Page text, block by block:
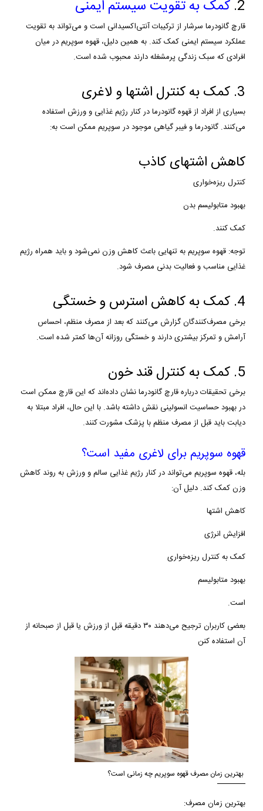
2. کمک به تقویت سیستم ایمنی
قارچ گانودرما سرشار از ترکیبات آنتی‌اکسیدانی است و می‌تواند به تقویت
عملکرد سیستم ایمنی کمک کند. به همین دلیل، قهوه سوپریم در میان
افرادی که سبک زندگی پرمشغله دارند محبوب شده است.
3. کمک به کنترل اشتها و لاغری
بسیاری از افراد از قهوه گانودرما در کنار رژیم غذایی و ورزش استفاده
می‌کنند. گانودرما و فیبر گیاهی موجود در سوپریم ممکن است به:
کاهش اشتهای کاذب
کنترل ریزه‌خواری
بهبود متابولیسم بدن
کمک کنند.
توجه: قهوه سوپریم به تنهایی باعث کاهش وزن نمی‌شود و باید همراه رژیم
غذایی مناسب و فعالیت بدنی مصرف شود.
4. کمک به کاهش استرس و خستگی
برخی مصرف‌کنندگان گزارش می‌کنند که بعد از مصرف منظم، احساس
آرامش و تمرکز بیشتری دارند و خستگی روزانه آن‌ها کمتر شده است.
5. کمک به کنترل قند خون
برخی تحقیقات درباره قارچ گانودرما نشان داده‌اند که این قارچ ممکن است
در بهبود حساسیت انسولینی نقش داشته باشد. با این حال، افراد مبتلا به
دیابت باید قبل از مصرف منظم با پزشک مشورت کنند.
قهوه سوپریم برای لاغری مفید است؟
بله، قهوه سوپریم می‌تواند در کنار رژیم غذایی سالم و ورزش به روند کاهش
وزن کمک کند. دلیل آن:
کاهش اشتها
افزایش انرژی
کمک به کنترل ریزه‌خواری
بهبود متابولیسم
است.
بعضی کاربران ترجیح می‌دهند ۳۰ دقیقه قبل از ورزش یا قبل از صبحانه از
آن استفاده کنن
بهترین زمان مصرف قهوه سوپریم چه زمانی است؟
بهترین زمان مصرف: